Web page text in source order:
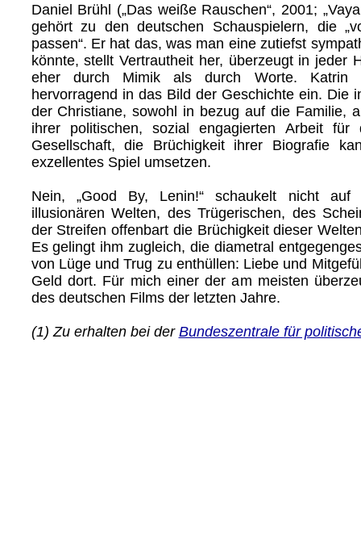
Daniel Brühl („Das weiße Rauschen“, 2001;
gehört zu den deutschen Schauspielern, die
passen“. Er hat das, was man eine zutiefst
könnte, stellt Vertrautheit her, überzeugt in jeder
eher durch Mimik als durch Worte. Katrin
hervorragend in das Bild der Geschichte ein. Die
der Christiane, sowohl in bezug auf die Familie,
ihrer politischen, sozial engagierten Arbeit für
Gesellschaft, die Brüchigkeit ihrer Biografie
exzellentes Spiel umsetzen.
Nein, „Good By, Lenin!“ schaukelt nicht
illusionären Welten, des Trügerischen, des
der Streifen offenbart die Brüchigkeit dieser
Es gelingt ihm zugleich, die diametral
von Lüge und Trug zu enthüllen: Liebe und
Geld dort. Für mich einer der am meisten
des deutschen Films der letzten Jahre.
(1) Zu erhalten bei derBundeszentrale für